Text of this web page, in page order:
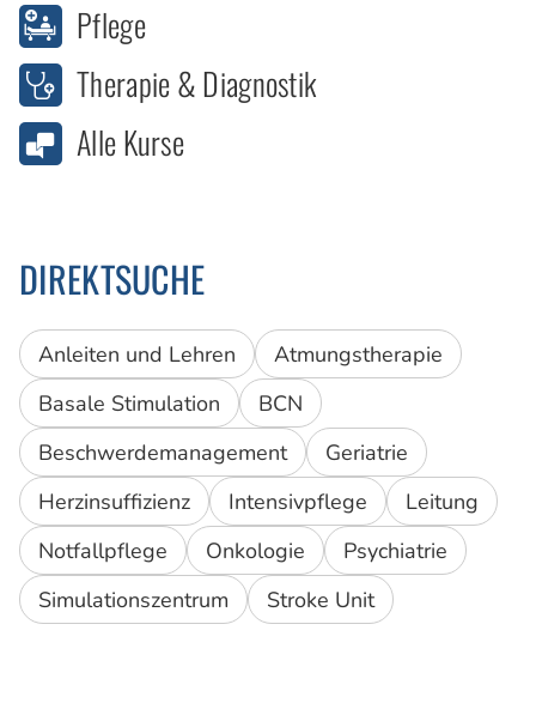
Pflege
Therapie & Diagnostik
Alle Kurse
DIREKTSUCHE
Anleiten und Lehren
Atmungstherapie
Basale Stimulation
BCN
Beschwerdemanagement
Geriatrie
Herzinsuffizienz
Intensivpflege
Leitung
Notfallpflege
Onkologie
Psychiatrie
Simulationszentrum
Stroke Unit